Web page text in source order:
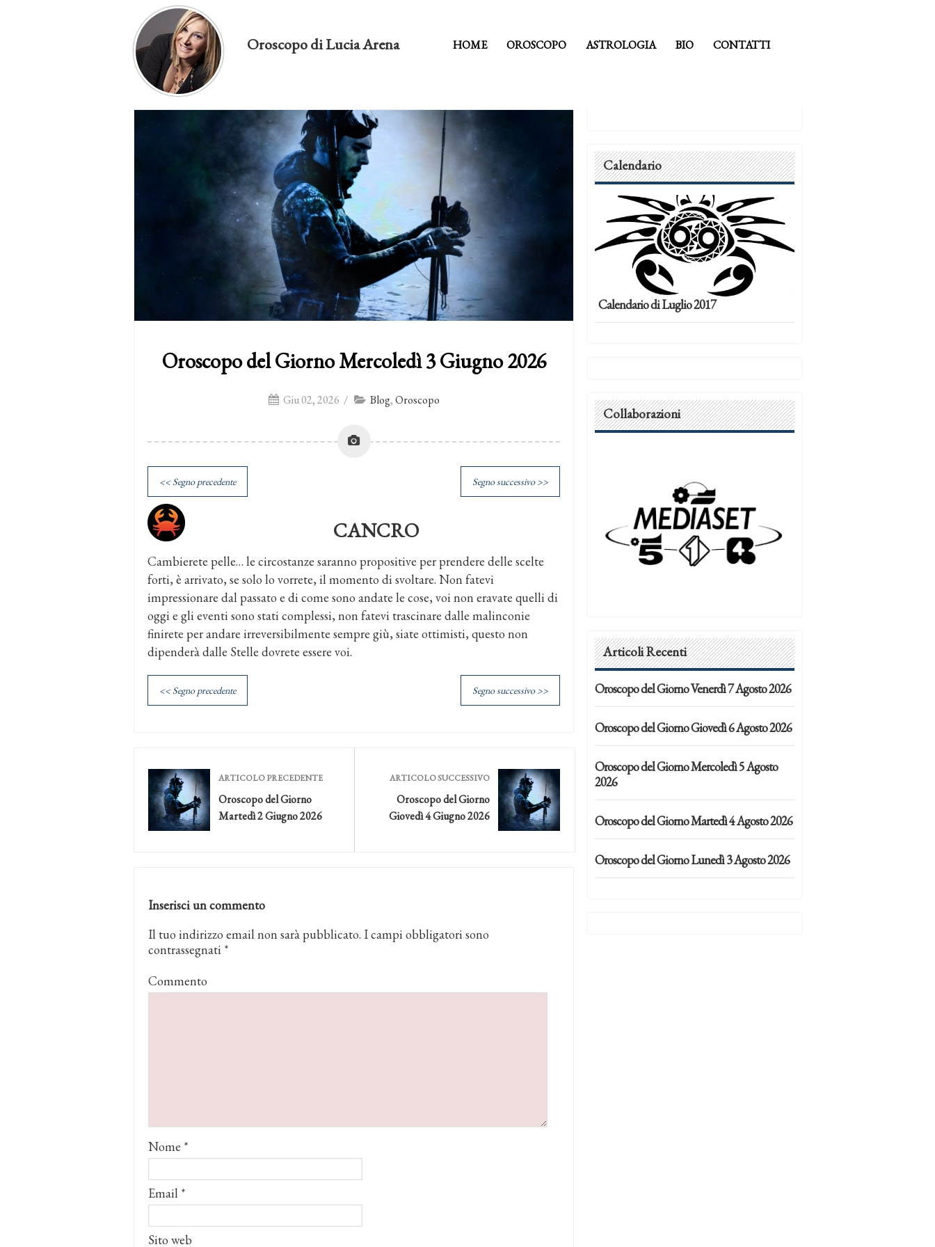
Oroscopo di Lucia Arena HOME OROSCOPO ASTROLOGIA BIO CONTATTI
Oroscopo del Giorno Mercoledì 3 Giugno 2026
Giu 02, 2026 / Blog,Oroscopo
<< Segno precedente Segno successivo >>
CANCRO
Cambierete pelle… le circostanze saranno propositive per prendere delle scelte
forti, è arrivato, se solo lo vorrete, il momento di svoltare. Non fatevi
impressionare dal passato e di come sono andate le cose, voi non eravate quelli di
oggi e gli eventi sono stati complessi, non fatevi trascinare dalle malinconie
finirete per andare irreversibilmente sempre giù, siate ottimisti, questo non
dipenderà dalle Stelle dovrete essere voi.
<< Segno precedente Segno successivo >>
ARTICOLO PRECEDENTE
Oroscopo del Giorno
Martedì 2 Giugno 2026
ARTICOLO SUCCESSIVO
Oroscopo del Giorno
Giovedì 4 Giugno 2026
Inserisci un commento
Il tuo indirizzo email non sarà pubblicato. I campi obbligatori sono
contrassegnati *
Commento
Nome *
Email *
Sito web
Calendario
Calendario di Luglio 2017
Collaborazioni
Articoli Recenti
Oroscopo del Giorno Venerdì 7 Agosto 2026
Oroscopo del Giorno Giovedì 6 Agosto 2026
Oroscopo del Giorno Mercoledì 5 Agosto
2026
Oroscopo del Giorno Martedì 4 Agosto 2026
Oroscopo del Giorno Lunedì 3 Agosto 2026